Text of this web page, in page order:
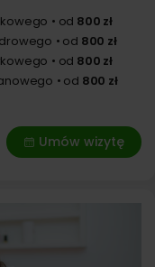
od 800 zł
od 800 zł
od 800 zł
od 800 zł
Umów wizytę